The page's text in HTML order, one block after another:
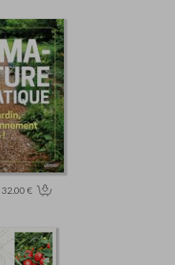
32.00 €